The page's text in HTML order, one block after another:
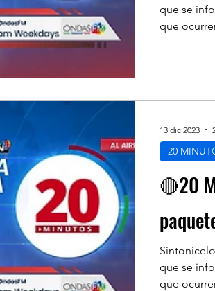
que se
que
🔴20
que se
que
20
13 dic 2023